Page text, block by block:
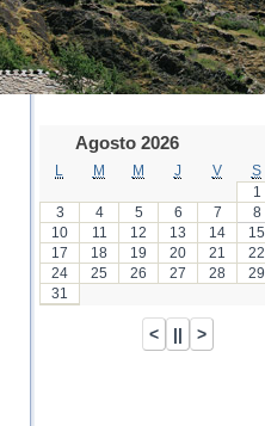
Agosto 2026
M M J V S
1
3
4 5 6 7 8
10
11 12 13 14 15
17
18 19 20 21 22
24
25 26 27 28 29
31